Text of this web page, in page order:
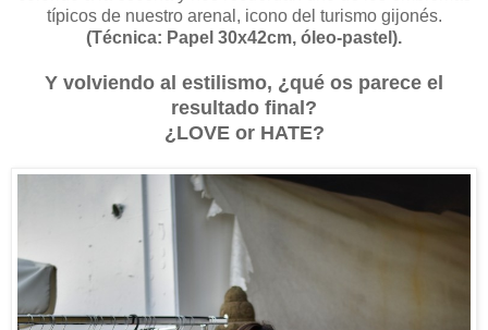
típicos de nuestro arenal, icono del turismo gijonés.
(Técnica: Papel 30x42cm, óleo-pastel).
Y volviendo al estilismo, ¿qué os parece el
resultado final?
¿LOVE or HATE?